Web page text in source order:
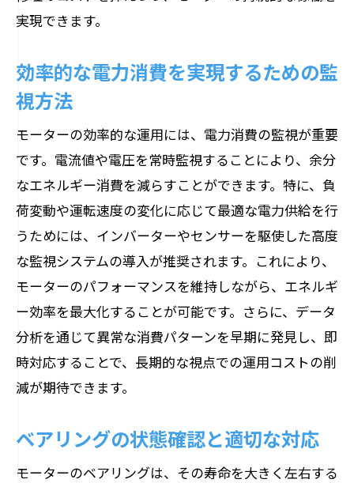
実現できます。
効率的な電力消費を実現するための監
視方法
モーターの効率的な運用には、電力消費の監視が重要
です。電流値や電圧を常時監視することにより、余分
なエネルギー消費を減らすことができます。特に、負
荷変動や運転速度の変化に応じて最適な電力供給を行
うためには、インバーターやセンサーを駆使した高度
な監視システムの導入が推奨されます。これにより、
モーターのパフォーマンスを維持しながら、エネルギ
ー効率を最大化することが可能です。さらに、データ
分析を通じて異常な消費パターンを早期に発見し、即
時対応することで、長期的な視点での運用コストの削
減が期待できます。
ベアリングの状態確認と適切な対応
モーターのベアリングは、その寿命を大きく左右する